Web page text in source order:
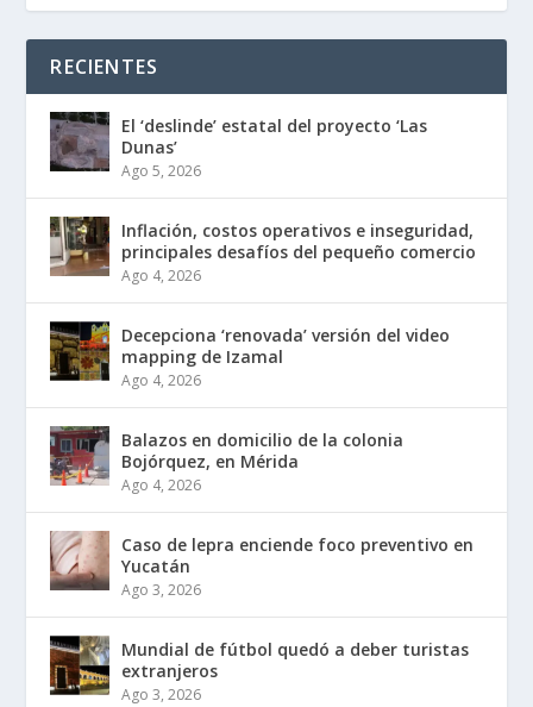
RECIENTES
El ‘deslinde’ estatal del proyecto ‘Las
Dunas’
Ago 5, 2026
Inflación, costos operativos e inseguridad,
principales desafíos del pequeño comercio
Ago 4, 2026
Decepciona ‘renovada’ versión del video
mapping de Izamal
Ago 4, 2026
Balazos en domicilio de la colonia
Bojórquez, en Mérida
Ago 4, 2026
Caso de lepra enciende foco preventivo en
Yucatán
Ago 3, 2026
Mundial de fútbol quedó a deber turistas
extranjeros
Ago 3, 2026